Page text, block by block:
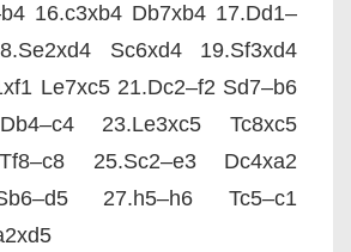
16.c3xb4 Db7xb4 17.Dd1–
Sc6xd4 19.Sf3xd4
Le7xc5 21.Dc2–f2 Sd7–b6
23.Le3xc5 Tc8xc5
25.Sc2–e3 Dc4xa2
27.h5–h6 Tc5–c1